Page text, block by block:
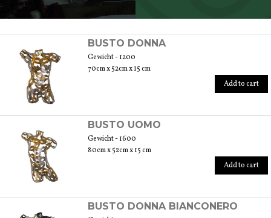
BUSTO DONNA
Gewicht - 1200
70cm x 52cm x 15 cm
Add to cart
BUSTO UOMO
Gewicht - 1600
80cm x 52cm x 15 cm
Add to cart
BUSTO DONNA BIANCONERO